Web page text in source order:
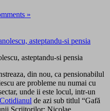
»
asteptandu-si pensia
din nou, ca pensionabilul
are probleme nu numai cu
unde ii este locul, intr-un
Cotidianul de azi sub titlul “Gafă